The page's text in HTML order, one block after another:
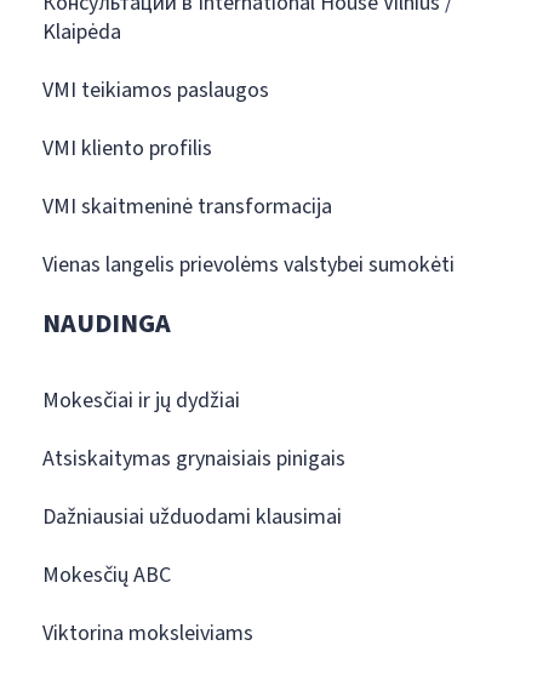
Klaipėda
VMI teikiamos paslaugos
VMI kliento profilis
VMI skaitmeninė transformacija
Vienas langelis prievolėms valstybei sumokėti
NAUDINGA
Mokesčiai ir jų dydžiai
Atsiskaitymas grynaisiais pinigais
Dažniausiai užduodami klausimai
Mokesčių ABC
Viktorina moksleiviams